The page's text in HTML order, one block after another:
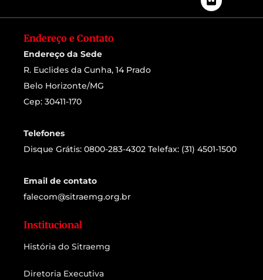
Endereço e Contato
Endereço da Sede
R. Euclides da Cunha, 14 Prado
Belo Horizonte/MG
Cep: 30411-170
Telefones
Disque Grátis: 0800-283-4302 Telefax: (31) 4501-1500
Email de contato
falecom@sitraemg.org.br
Institucional
História do Sitraemg
Diretoria Executiva